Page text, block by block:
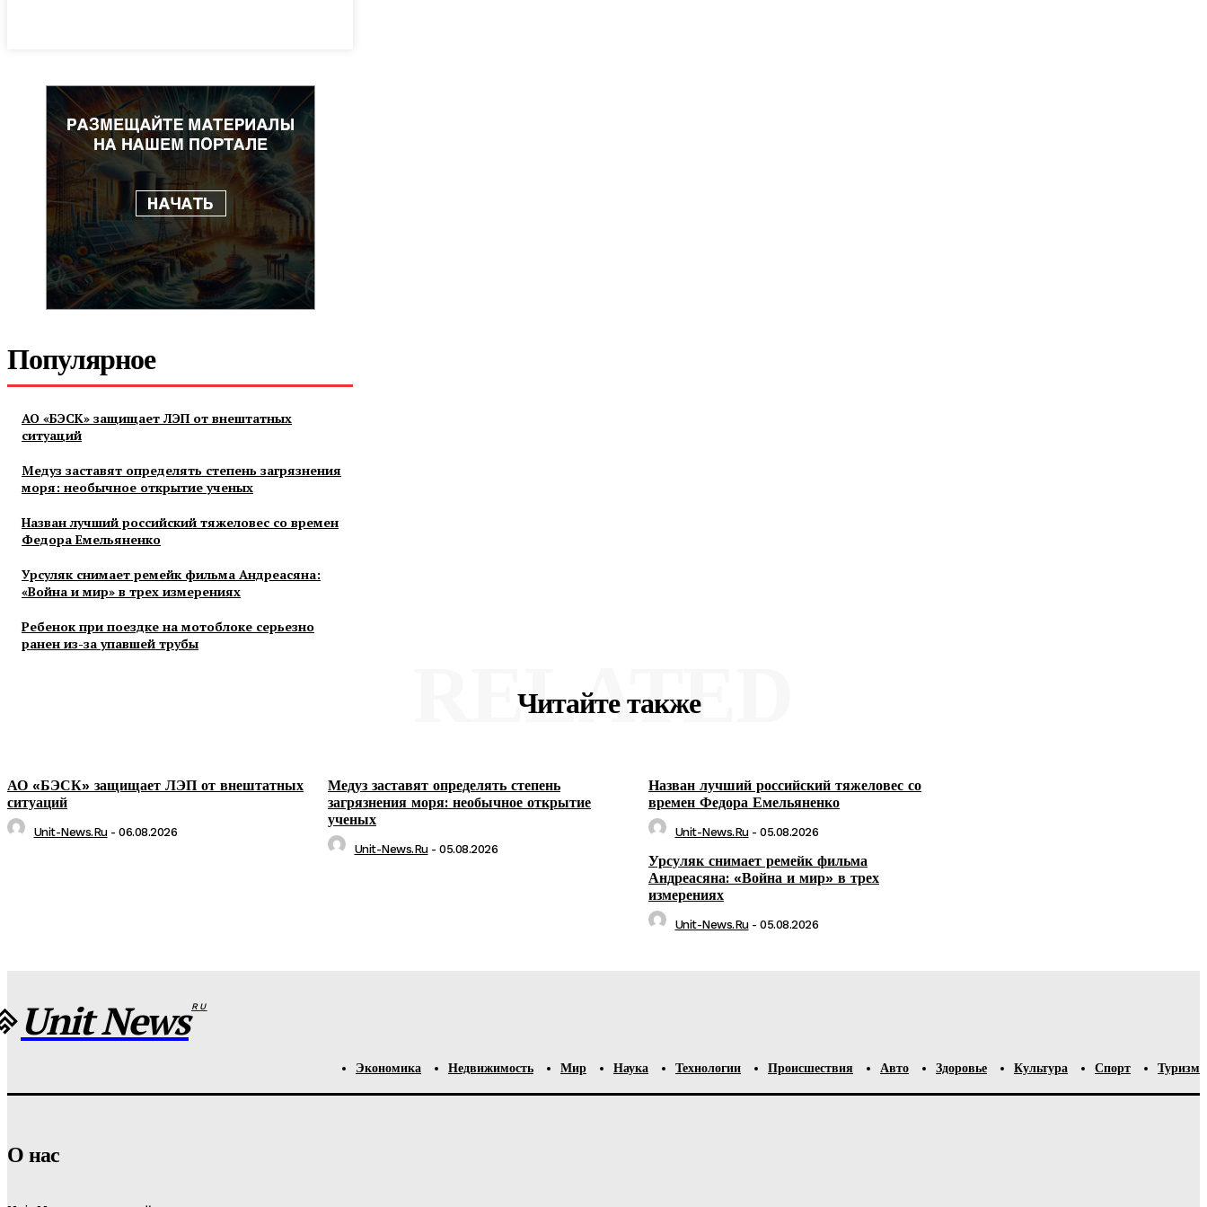
Популярное
АО «БЭСК» защищает ЛЭП от внештатных
ситуаций
Медуз заставят определять степень загрязнения
моря: необычное открытие ученых
Назван лучший российский тяжеловес со времен
Федора Емельяненко
Урсуляк снимает ремейк фильма Андреасяна:
«Война и мир» в трех измерениях
Ребенок при поездке на мотоблоке серьезно
ранен из-за упавшей трубы
Читайте также
RELATED
АО «БЭСК» защищает ЛЭП от внештатных
ситуаций
Unit-News.ru - 06.08.2026
Медуз заставят определять степень
загрязнения моря: необычное открытие
ученых
Unit-News.ru - 05.08.2026
Назван лучший российский тяжеловес со
времен Федора Емельяненко
Unit-News.ru - 05.08.2026
Урсуляк снимает ремейк фильма
Андреасяна: «Война и мир» в трех
измерениях
Unit-News.ru - 05.08.2026
Unit News RU
Экономика Недвижимость Мир Наука Технологии Происшествия Авто Здоровье Культура Спорт Туризм
О нас